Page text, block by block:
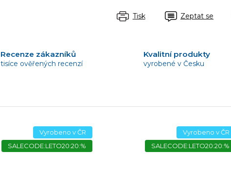
Tisk Zeptat se
Recenze zákazníků
tisíce ověřených recenzí
Kvalitní produkty
vyrobené v Česku
Vyrobeno v ČR
SALECODE:LETO20:20:%
Vyrobeno v ČR
SALECODE:LETO20:20:%